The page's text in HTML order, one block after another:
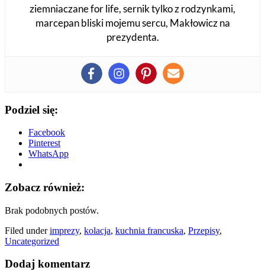
ziemniaczane for life, sernik tylko z rodzynkami,
marcepan bliski mojemu sercu, Makłowicz na
prezydenta.
Podziel się:
Facebook
Pinterest
WhatsApp
Zobacz również:
Brak podobnych postów.
Filed underimprezy, kolacja, kuchnia francuska, Przepisy,
Uncategorized
Dodaj komentarz